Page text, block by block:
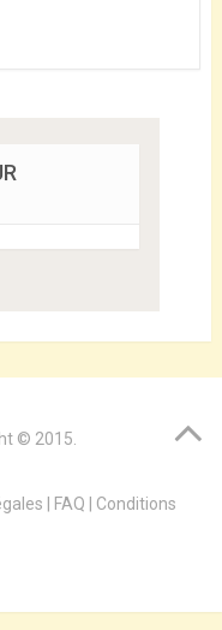
© 2015.
FAQ
Conditions